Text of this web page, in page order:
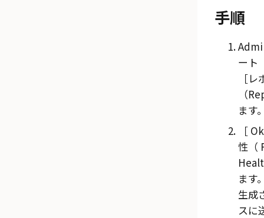
手順
ート
レ
（
ます
性（
ます
生成
スに